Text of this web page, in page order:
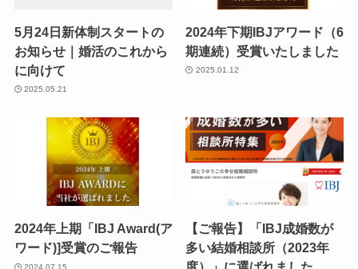
5月24日新体制スタートの
お知らせ｜婚活のこれから
に向けて
2025.05.21
2024年下期IBJアワード（6
期連続）受賞いたしました
2025.01.12
2024年上期「IBJ Award(ア
ワード)]受賞のご報告
2024.07.15
【ご報告】「IBJ成婚数が
多い結婚相談所（2023年